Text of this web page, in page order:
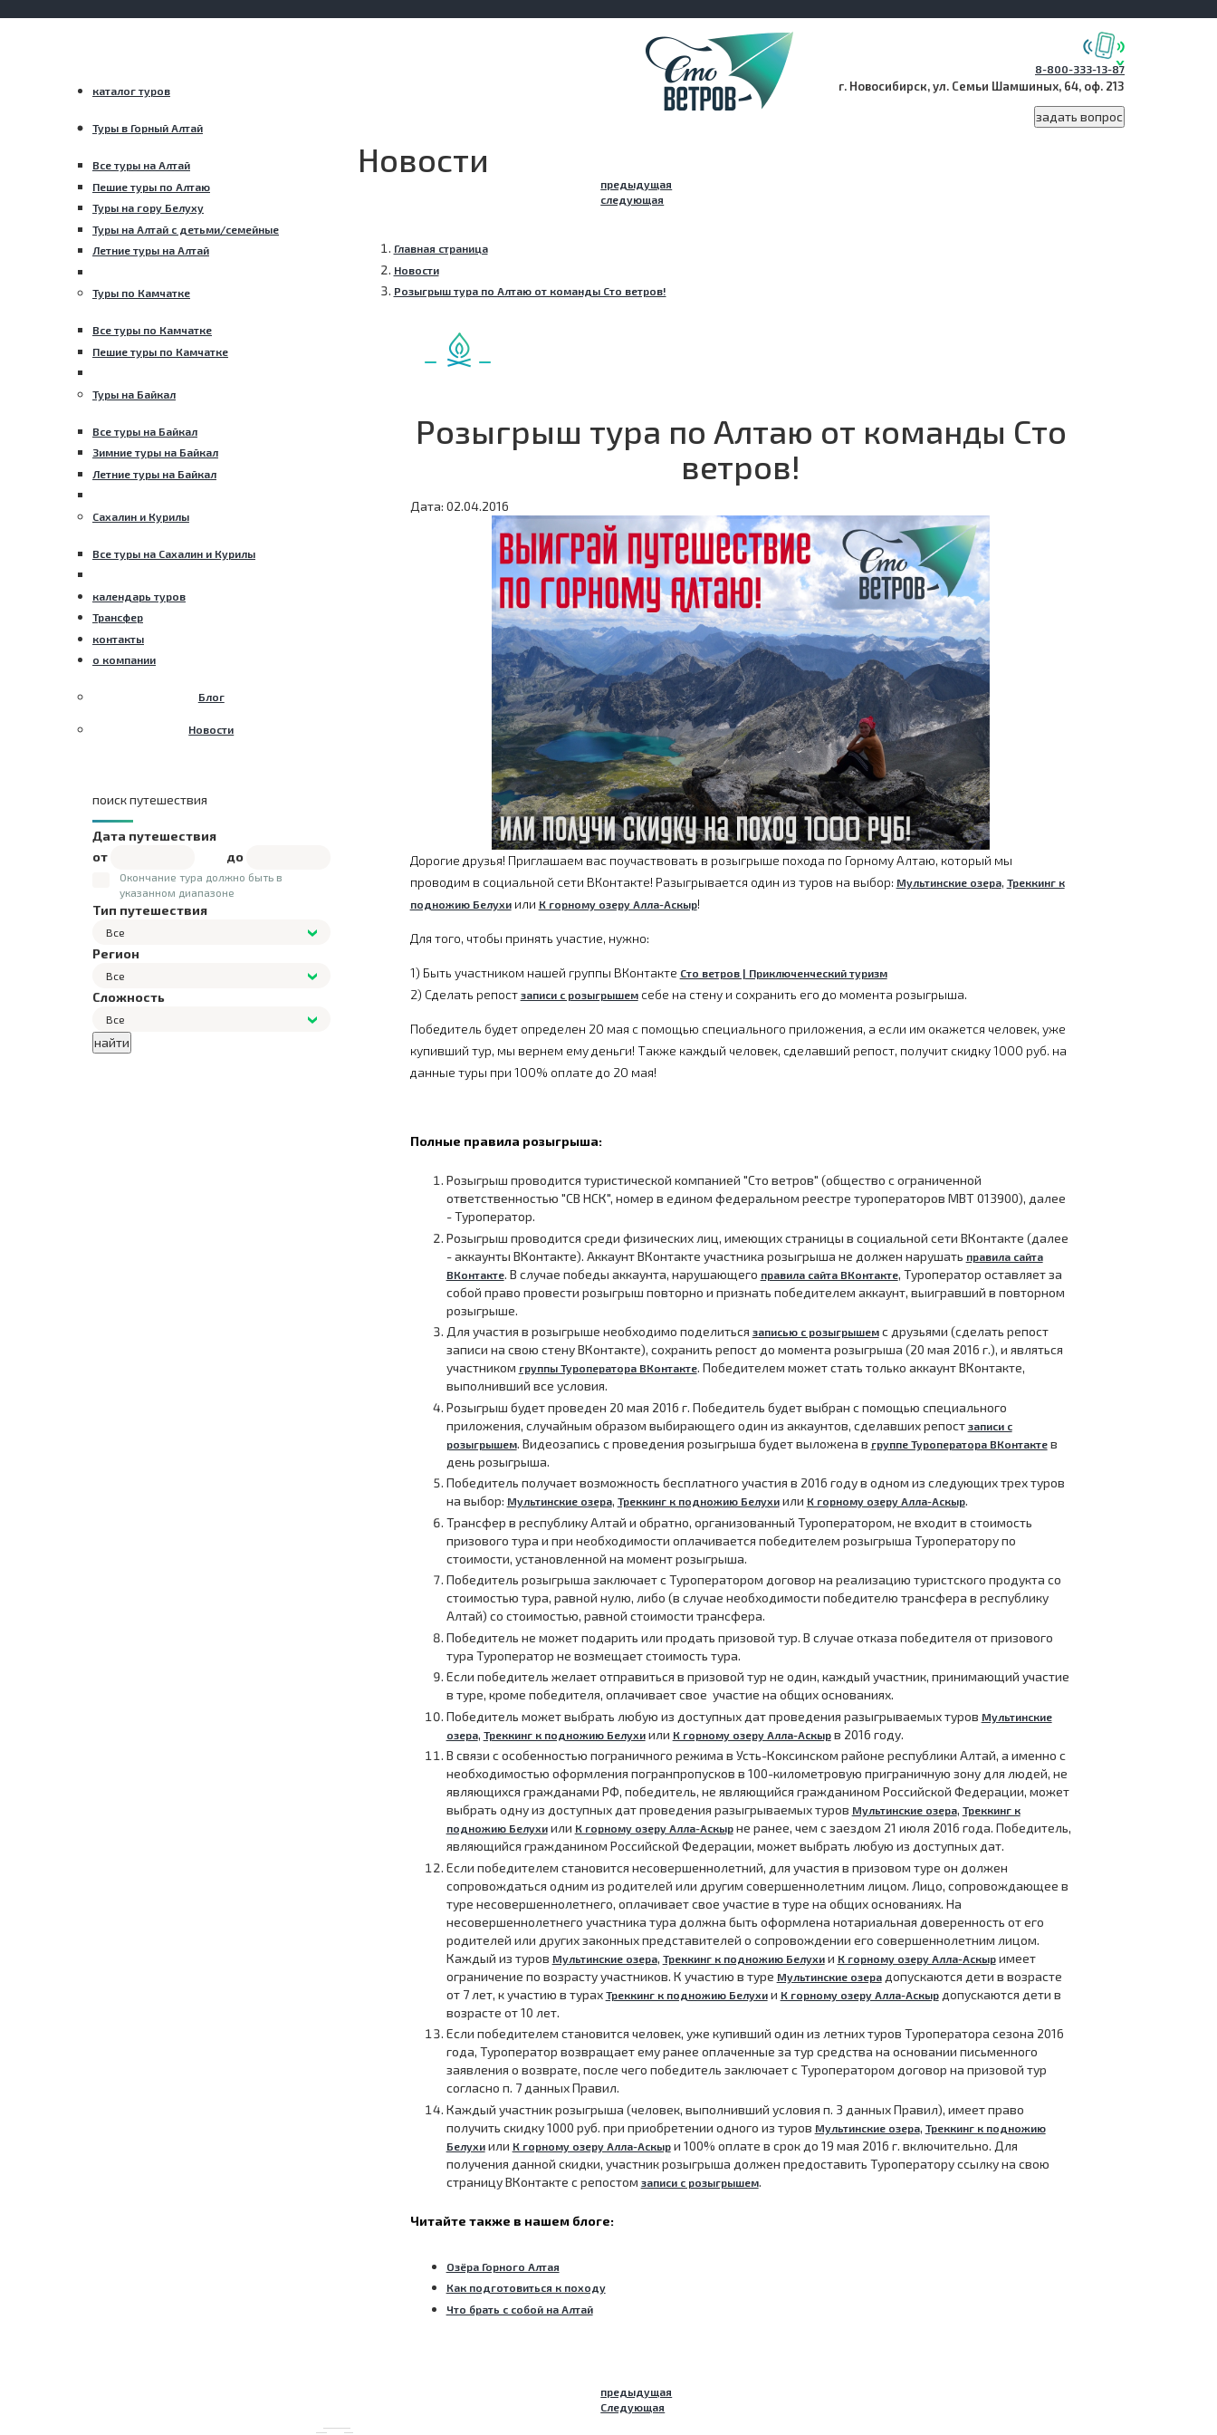
каталог туров
Туры в Горный Алтай
Все туры на Алтай
Пешие туры по Алтаю
Туры на гору Белуху
Туры на Алтай с детьми/семейные
Летние туры на Алтай
Туры по Камчатке
Все туры по Камчатке
Пешие туры по Камчатке
Туры на Байкал
Все туры на Байкал
Зимние туры на Байкал
Летние туры на Байкал
Сахалин и Курилы
Все туры на Сахалин и Курилы
календарь туров
Трансфер
контакты
о компании
Блог
Новости
поиск путешествия
Дата путешествия
от
до
Окончание тура должно быть в
указанном диапазоне
Тип путешествия
Все
Регион
Все
Сложность
Все
8-800-333-13-87
г. Новосибирск, ул. Семьи Шамшиных, 64, оф. 213
Новости
предыдущая
следующая
Главная страница
Новости
Розыгрыш тура по Алтаю от команды Сто ветров!
Розыгрыш тура по Алтаю от команды Сто
ветров!
Дата: 02.04.2016
Дорогие друзья! Приглашаем вас поучаствовать в розыгрыше похода по Горному Алтаю, который мы
проводим в социальной сети ВКонтакте! Разыгрывается один из туров на выбор: Мультинские озера, Треккинг к
подножию Белухиили К горному озеру Алла-Аскыр!
Для того, чтобы принять участие, нужно:
1) Быть участником нашей группы ВКонтакте Сто ветров | Приключенческий туризм
2) Сделать репост записи с розыгрышемсебе на стену и сохранить его до момента розыгрыша.
Победитель будет определен 20 мая с помощью специального приложения, а если им окажется человек, уже
купивший тур, мы вернем ему деньги! Также каждый человек, сделавший репост, получит скидку 1000 руб. на
данные туры при 100% оплате до 20 мая!
Полные правила розыгрыша:
Розыгрыш проводится туристической компанией "Сто ветров" (общество с ограниченной
ответственностью "СВ НСК", номер в едином федеральном реестре туроператоров МВТ 013900), далее
- Туроператор.
Розыгрыш проводится среди физических лиц, имеющих страницы в социальной сети ВКонтакте (далее
- аккаунты ВКонтакте). Аккаунт ВКонтакте участника розыгрыша не должен нарушать правила сайта
ВКонтакте. В случае победы аккаунта, нарушающего правила сайта ВКонтакте, Туроператор оставляет за
собой право провести розыгрыш повторно и признать победителем аккаунт, выигравший в повторном
розыгрыше.
Для участия в розыгрыше необходимо поделиться записью с розыгрышемс друзьями (сделать репост
записи на свою стену ВКонтакте), сохранить репост до момента розыгрыша (20 мая 2016 г.), и являться
участником группы Туроператора ВКонтакте. Победителем может стать только аккаунт ВКонтакте,
выполнивший все условия.
Розыгрыш будет проведен 20 мая 2016 г. Победитель будет выбран с помощью специального
приложения, случайным образом выбирающего один из аккаунтов, сделавших репост записи с
розыгрышем. Видеозапись с проведения розыгрыша будет выложена в группе Туроператора ВКонтактев
день розыгрыша.
Победитель получает возможность бесплатного участия в 2016 году в одном из следующих трех туров
на выбор: Мультинские озера, Треккинг к подножию Белухиили К горному озеру Алла-Аскыр.
Трансфер в республику Алтай и обратно, организованный Туроператором, не входит в стоимость
призового тура и при необходимости оплачивается победителем розыгрыша Туроператору по
стоимости, установленной на момент розыгрыша.
Победитель розыгрыша заключает с Туроператором договор на реализацию туристского продукта со
стоимостью тура, равной нулю, либо (в случае необходимости победителю трансфера в республику
Алтай) со стоимостью, равной стоимости трансфера.
Победитель не может подарить или продать призовой тур. В случае отказа победителя от призового
тура Туроператор не возмещает стоимость тура.
Если победитель желает отправиться в призовой тур не один, каждый участник, принимающий участие
в туре, кроме победителя, оплачивает свое участие на общих основаниях.
Победитель может выбрать любую из доступных дат проведения разыгрываемых туров Мультинские
озера, Треккинг к подножию Белухиили К горному озеру Алла-Аскырв 2016 году.
В связи с особенностью пограничного режима в Усть-Коксинском районе республики Алтай, а именно с
необходимостью оформления погранпропусков в 100-километровую приграничную зону для людей, не
являющихся гражданами РФ, победитель, не являющийся гражданином Российской Федерации, может
выбрать одну из доступных дат проведения разыгрываемых туров Мультинские озера, Треккинг к
подножию Белухиили К горному озеру Алла-Аскырне ранее, чем с заездом 21 июля 2016 года. Победитель,
являющийся гражданином Российской Федерации, может выбрать любую из доступных дат.
Если победителем становится несовершеннолетний, для участия в призовом туре он должен
сопровождаться одним из родителей или другим совершеннолетним лицом. Лицо, сопровождающее в
туре несовершеннолетнего, оплачивает свое участие в туре на общих основаниях. На
несовершеннолетнего участника тура должна быть оформлена нотариальная доверенность от его
родителей или других законных представителей о сопровождении его совершеннолетним лицом.
Каждый из туров Мультинские озера, Треккинг к подножию Белухии К горному озеру Алла-Аскыримеет
ограничение по возрасту участников. К участию в туре Мультинские озерадопускаются дети в возрасте
от 7 лет, к участию в турах Треккинг к подножию Белухии К горному озеру Алла-Аскырдопускаются дети в
возрасте от 10 лет.
Если победителем становится человек, уже купивший один из летних туров Туроператора сезона 2016
года, Туроператор возвращает ему ранее оплаченные за тур средства на основании письменного
заявления о возврате, после чего победитель заключает с Туроператором договор на призовой тур
согласно п. 7 данных Правил.
Каждый участник розыгрыша (человек, выполнивший условия п. 3 данных Правил), имеет право
получить скидку 1000 руб. при приобретении одного из туров Мультинские озера, Треккинг к подножию
Белухиили К горному озеру Алла-Аскыри 100% оплате в срок до 19 мая 2016 г. включительно. Для
получения данной скидки, участник розыгрыша должен предоставить Туроператору ссылку на свою
страницу ВКонтакте с репостом записи с розыгрышем.
Читайте также в нашем блоге:
Озёра Горного Алтая
Как подготовиться к походу
Что брать с собой на Алтай
предыдущая
Следующая